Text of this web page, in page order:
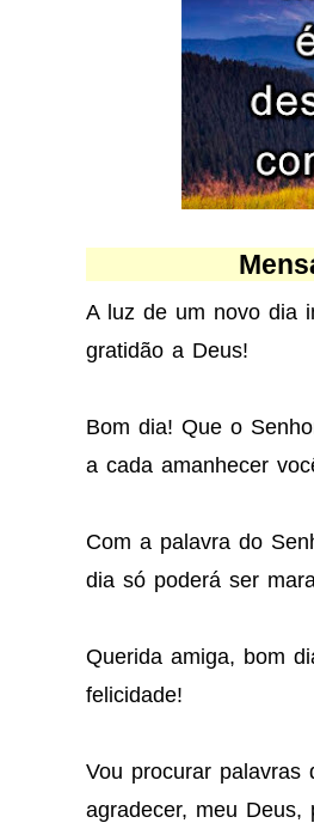
A luz de um novo dia
gratidão a Deus!
Bom dia! Que o
a cada amanhecer
Com a palavra do
dia só poderá ser
Querida amiga, bom
felicidade!
Vou procurar palavras
agradecer, meu